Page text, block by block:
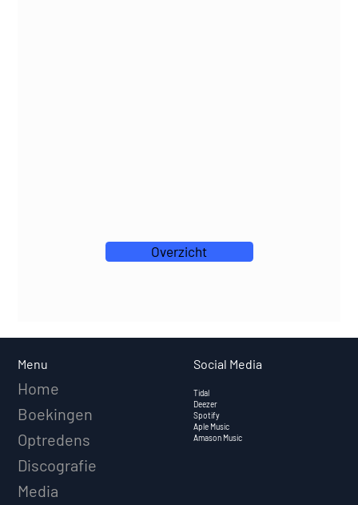
Overzicht
Menu
Home
Boekingen
Optredens
Discografie
Media
Social Media
Tidal
Deezer
Spotify
Aple Music
Amason Music